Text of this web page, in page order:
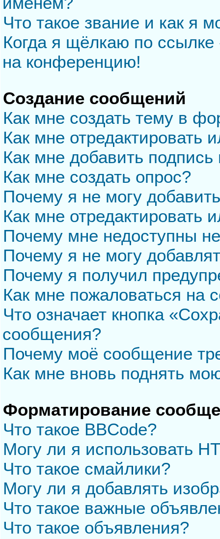
Что такое звание и как я
Когда я щёлкаю по
на конференцию!
Создание сообщений
Как мне создать тему в
Как мне отредактировать
Как мне добавить
Как мне создать опрос?
Почему я не могу
Как мне отредактировать
Почему мне недоступны
Почему я не могу
Почему я получил
Как мне пожаловаться на
Что означает кнопка
сообщения?
Почему моё сообщение
Как мне вновь поднять
Форматирование
Что такое BBCode?
Могу ли я использовать
Что такое смайлики?
Могу ли я добавлять
Что такое важные
Что такое объявления?